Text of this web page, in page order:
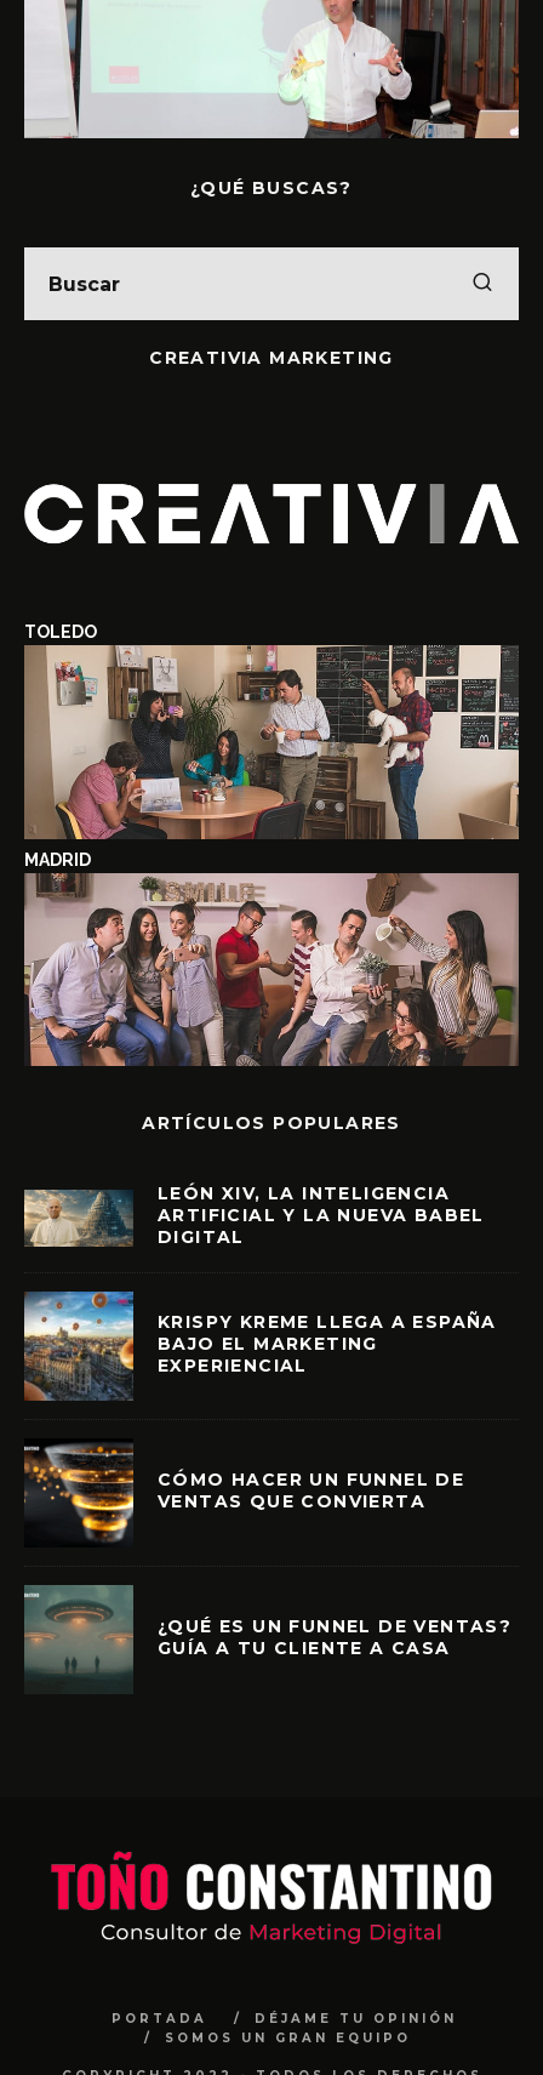
¿QUÉ BUSCAS?
CREATIVIA MARKETING
TOLEDO
MADRID
ARTÍCULOS POPULARES
LEÓN XIV, LA INTELIGENCIA
ARTIFICIAL Y LA NUEVA BABEL
DIGITAL
KRISPY KREME LLEGA A ESPAÑA
BAJO EL MARKETING
EXPERIENCIAL
CÓMO HACER UN FUNNEL DE
VENTAS QUE CONVIERTA
¿QUÉ ES UN FUNNEL DE VENTAS?
GUÍA A TU CLIENTE A CASA
PORTADA
DÉJAME TU OPINIÓN
SOMOS UN GRAN EQUIPO